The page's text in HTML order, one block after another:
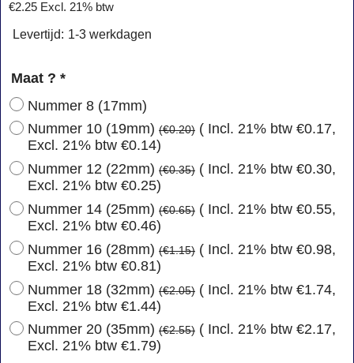
€2.25 Excl. 21% btw
Levertijd: 1-3 werkdagen
Maat ? *
Nummer 8 (17mm)
Nummer 10 (19mm) (€0.20) ( Incl. 21% btw €0.17,
Excl. 21% btw €0.14)
Nummer 12 (22mm) (€0.35) ( Incl. 21% btw €0.30,
Excl. 21% btw €0.25)
Nummer 14 (25mm) (€0.65) ( Incl. 21% btw €0.55,
Excl. 21% btw €0.46)
Nummer 16 (28mm) (€1.15) ( Incl. 21% btw €0.98,
Excl. 21% btw €0.81)
Nummer 18 (32mm) (€2.05) ( Incl. 21% btw €1.74,
Excl. 21% btw €1.44)
Nummer 20 (35mm) (€2.55) ( Incl. 21% btw €2.17,
Excl. 21% btw €1.79)